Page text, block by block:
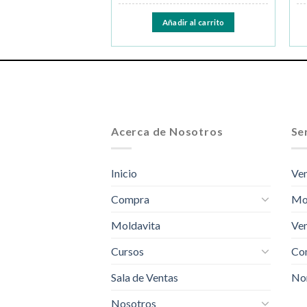
Añadir al carrito
Acerca de Nosotros
Inicio
Compra
Moldavita
Cursos
Sala de Ventas
Nosotros